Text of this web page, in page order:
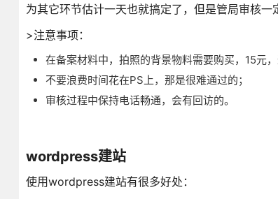
为其它环节估计一天也就搞定了，但是管局审核
>注意事项：
在备案材料中，拍照的背景物料需要购买，15元
不要浪费时间花在PS上，那是很难通过的；
审核过程中保持电话畅通，会有回访的。
wordpress建站
使用wordpress建站有很多好处：